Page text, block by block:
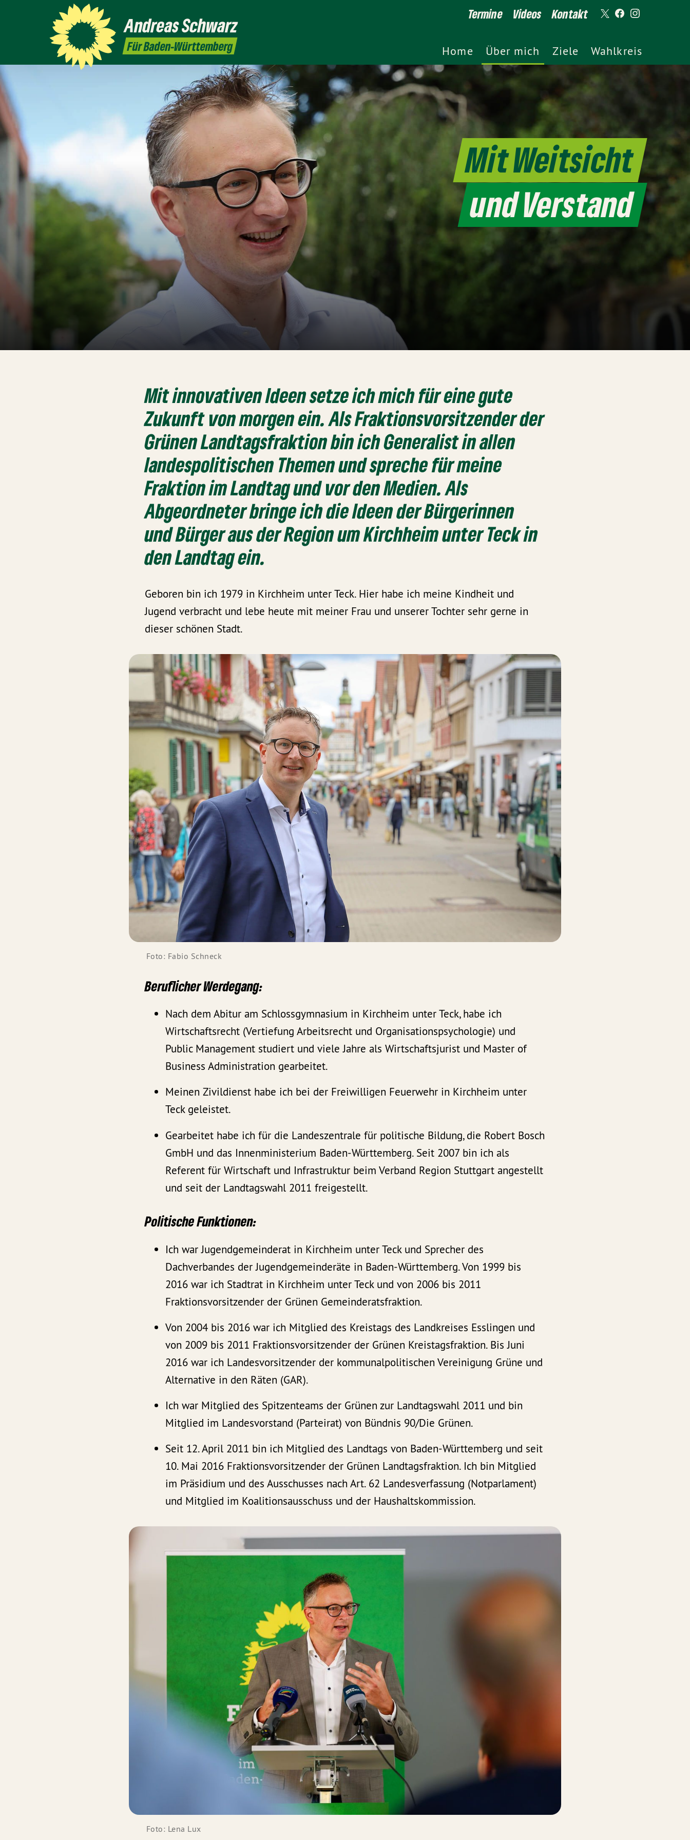
AndreasSchwarz
Für Baden-Württemberg
Termine Videos Kontakt
Home Über mich Ziele Wahlkreis
Mit Weitsicht
und Verstand
Mit innovativen Ideen setze ich mich für eine gute
Zukunft von morgen ein. Als Fraktionsvorsitzender der
Grünen Landtagsfraktion bin ich Generalist in allen
landespolitischen Themen und spreche für meine
Fraktion im Landtag und vor den Medien. Als
Abgeordneter bringe ich die Ideen der Bürgerinnen
und Bürger aus der Region um Kirchheim unter Teck in
den Landtag ein.
Geboren bin ich 1979 in Kirchheim unter Teck. Hier habe ich meine Kindheit und
Jugend verbracht und lebe heute mit meiner Frau und unserer Tochter sehr gerne in
dieser schönen Stadt.
Foto: Fabio Schneck
Beruflicher Werdegang:
Nach dem Abitur am Schlossgymnasium in Kirchheim unter Teck, habe ich
Wirtschaftsrecht (Vertiefung Arbeitsrecht und Organisationspsychologie) und
Public Management studiert und viele Jahre als Wirtschaftsjurist und Master of
Business Administration gearbeitet.
Meinen Zivildienst habe ich bei der Freiwilligen Feuerwehr in Kirchheim unter
Teck geleistet.
Gearbeitet habe ich für die Landeszentrale für politische Bildung, die Robert Bosch
GmbH und das Innenministerium Baden-Württemberg. Seit 2007 bin ich als
Referent für Wirtschaft und Infrastruktur beim Verband Region Stuttgart angestellt
und seit der Landtagswahl 2011 freigestellt.
Politische Funktionen:
Ich war Jugendgemeinderat in Kirchheim unter Teck und Sprecher des
Dachverbandes der Jugendgemeinderäte in Baden-Württemberg. Von 1999 bis
2016 war ich Stadtrat in Kirchheim unter Teck und von 2006 bis 2011
Fraktionsvorsitzender der Grünen Gemeinderatsfraktion.
Von 2004 bis 2016 war ich Mitglied des Kreistags des Landkreises Esslingen und
von 2009 bis 2011 Fraktionsvorsitzender der Grünen Kreistagsfraktion. Bis Juni
2016 war ich Landesvorsitzender der kommunalpolitischen Vereinigung Grüne und
Alternative in den Räten (GAR).
Ich war Mitglied des Spitzenteams der Grünen zur Landtagswahl 2011 und bin
Mitglied im Landesvorstand (Parteirat) von Bündnis 90/Die Grünen.
Seit 12. April 2011 bin ich Mitglied des Landtags von Baden-Württemberg und seit
10. Mai 2016 Fraktionsvorsitzender der Grünen Landtagsfraktion. Ich bin Mitglied
im Präsidium und des Ausschusses nach Art. 62 Landesverfassung (Notparlament)
und Mitglied im Koalitionsausschuss und der Haushaltskommission.
Foto: Lena Lux